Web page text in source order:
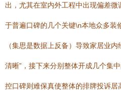
出，尤其在室内外工程中出现偏差
于普遍口碑的几个关键\n本地众多装
（集思是数据上反备）导致家居业
清晰”，接下来分别整体开成几个集
控口碑则难保真使整体的排牌投诉